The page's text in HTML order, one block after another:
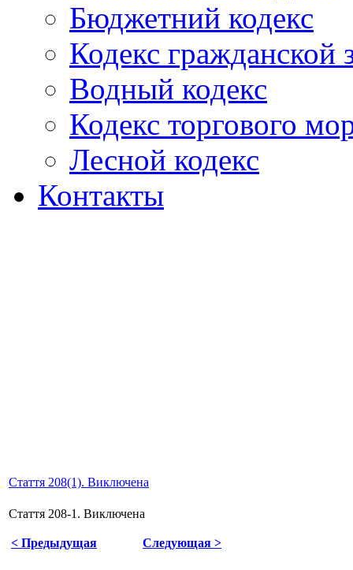
Бюджетний кодекс
Кодекс гражданской
Водный кодекс
Кодекс торгового
Лесной кодекс
Контакты
Стаття 208(1). Виключена
Стаття 208-1. Виключена
< Предыдущая Следующая >